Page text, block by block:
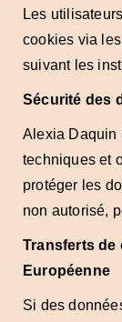
Les
cookies via
suivant les
Sécurité des
Alexia Daquin
techniques et
protéger les
non autorisé,
Transferts de
Européenne
Si des